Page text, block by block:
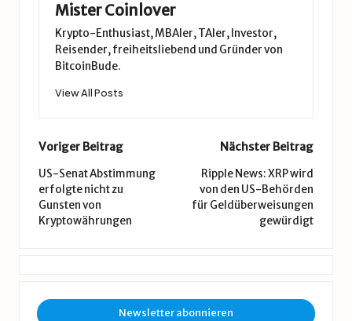
Mister Coinlover
Krypto-Enthusiast, MBAler, TAler, Investor,
Reisender, freiheitsliebend und Gründer von
BitcoinBude.
View All Posts
Post
navigation
Voriger Beitrag
US-Senat Abstimmung
erfolgte nicht zu
Gunsten von
Kryptowährungen
Nächster Beitrag
Ripple News: XRP wird
von den US-Behörden
für Geldüberweisungen
gewürdigt
Newsletter abonnieren